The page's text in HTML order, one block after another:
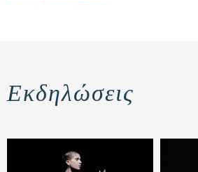
Εκδηλώσεις